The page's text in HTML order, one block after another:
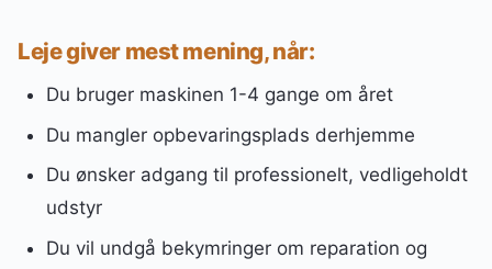
Leje giver mest mening, når:
Du bruger maskinen 1-4 gange om året
Du mangler opbevaringsplads derhjemme
Du ønsker adgang til professionelt, vedligeholdt
udstyr
Du vil undgå bekymringer om reparation og